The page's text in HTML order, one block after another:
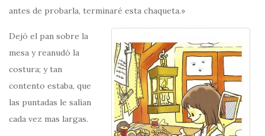
antes de probarla, terminaré esta chaqueta.»
Dejó el pan sobre la
mesa y reanudó la
costura; y tan
contento estaba, que
las puntadas le salían
cada vez mas largas.